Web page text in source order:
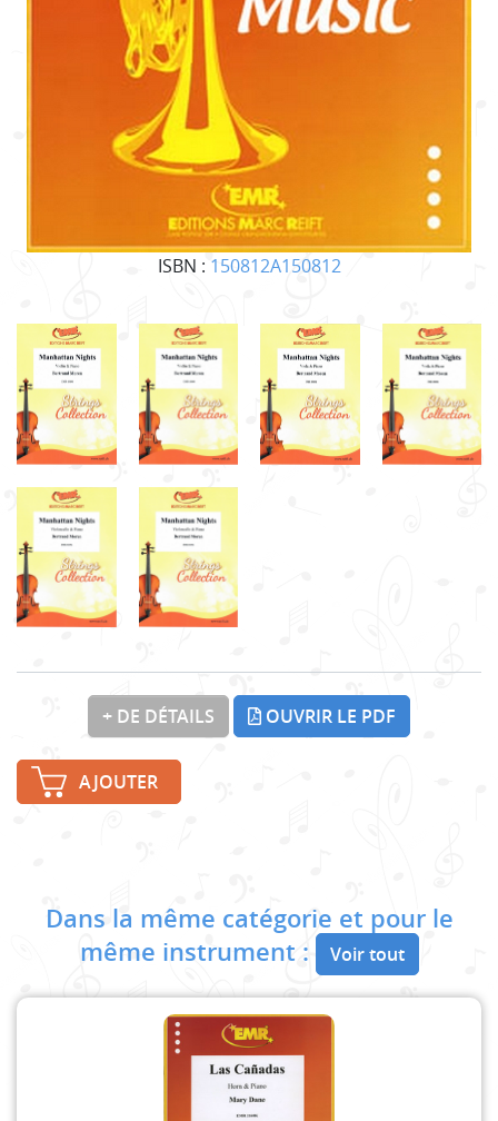
ISBN : 150812A150812
+ DE DÉTAILS OUVRIR LE PDF
AJOUTER
Dans la même catégorie et pour le
même instrument :
Voir tout